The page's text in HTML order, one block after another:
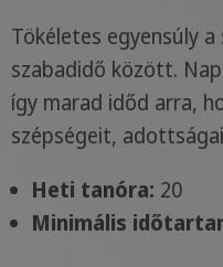
Tökéletes egyensúly
szabadidő között.
így marad időd arra,
szépségeit,
Heti tanóra: 20
Minimális